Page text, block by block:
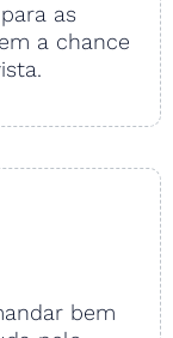
as
a chance
bem